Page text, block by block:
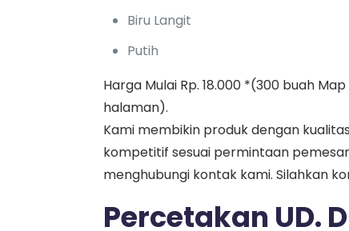
Biru Langit
Putih
Harga Mulai Rp. 18.000 *(300 buah
halaman).
Kami membikin produk dengan
kompetitif sesuai permintaan
menghubungi kontak kami. Silahkan
Percetakan UD.